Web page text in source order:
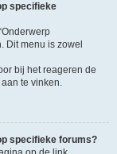
specifieke
Dit menu is zowel
bij het reageren de
te vinken.
specifieke forums?